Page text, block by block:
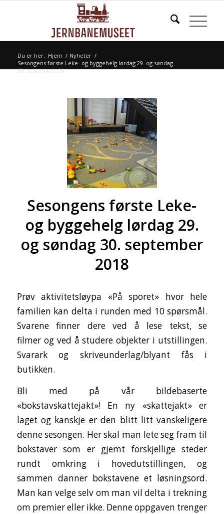
Du er her: Hjem / Nyheter /
Sesongens første Leke- og byggehelg lørdag 29. og søndag
30. september 20...
Sesongens første Leke-
og byggehelg lørdag 29.
og søndag 30. september
2018
Prøv aktivitetsløypa «På sporet» hvor hele
familien kan delta i runden med 10 spørsmål.
Svarene finner dere ved å lese tekst, se
filmer og ved å studere objekter i utstillingen.
Svarark og skriveunderlag/blyant fås i
butikken.
Bli med på vår bildebaserte
«bokstavskattejakt»! En ny «skattejakt» er
laget og kanskje er den blitt litt vanskeligere
denne sesongen. Her skal man lete seg fram til
bokstaver som er gjemt forskjellige steder
rundt omkring i hovedutstillingen, og
sammen danner bokstavene et løsningsord.
Man kan velge selv om man vil delta i trekning
om premier eller ikke. Denne oppgaven trenger